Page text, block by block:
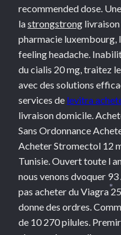
recommended dose.
lastrongstrong
pharmacie luxembourg,
feeling headache.
du cialis 20 mg, traitez
avec des solutions
services de levitra
livraison domicile.
Sans Ordonnance
Acheter Stromectol 12
Tunisie. Ouvert toute l
nous venons dvoquer
pas acheter du Viagra
donne des ordres.
de 10 270 pilules.
*